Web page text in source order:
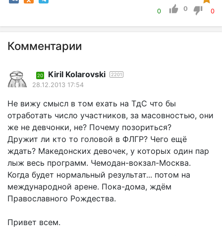
0 0 0
Комментарии
20 Kiril Kolarovski 2201
28.12.2013 17:54
Не вижу смысл в том ехать на ТдС что бы
отработать число участников, за масовностью, они
же не девчонки, не? Почему позориться?
Дружит ли кто то головой в ФЛГР? Чего ещё
ждать? Македонских девочек, у которых один пар
лыж весь программ. Чемодан-вокзал-Москва.
Когда будет нормальный результат... потом на
международной арене. Пока-дома, ждём
Православного Рождества.
Привет всем.